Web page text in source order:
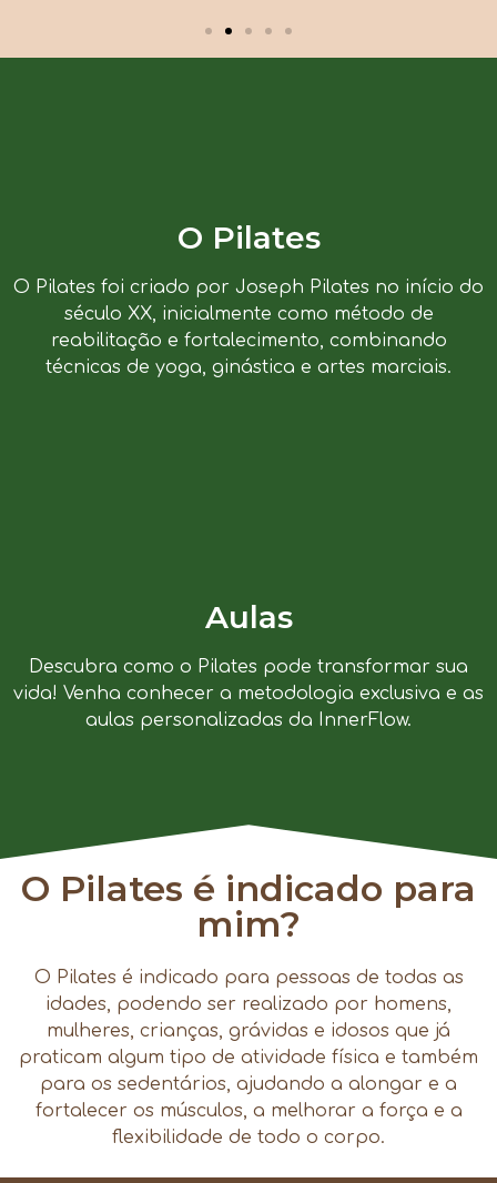
O Pilates
O Pilates foi criado por Joseph Pilates no início do
século XX, inicialmente como método de
reabilitação e fortalecimento, combinando
técnicas de yoga, ginástica e artes marciais.
Aulas
Descubra como o Pilates pode transformar sua
vida! Venha conhecer a metodologia exclusiva e as
aulas personalizadas da InnerFlow.
O Pilates é indicado para
mim?
O Pilates é indicado para pessoas de todas as
idades, podendo ser realizado por homens,
mulheres, crianças, grávidas e idosos que já
praticam algum tipo de atividade física e também
para os sedentários, ajudando a alongar e a
fortalecer os músculos, a melhorar a força e a
flexibilidade de todo o corpo.